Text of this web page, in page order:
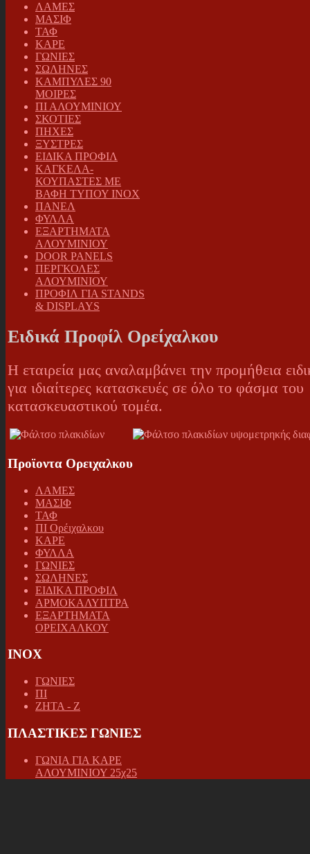
ΛΑΜΕΣ
ΜΑΣΙΦ
ΤΑΦ
ΚΑΡΕ
ΓΩΝΙΕΣ
ΣΩΛΗΝΕΣ
ΚΑΜΠΥΛΕΣ 90
ΜΟΙΡΕΣ
ΠΙ ΑΛΟΥΜΙΝΙΟΥ
ΣΚΟΤΙΕΣ
ΠΗΧΕΣ
ΞΥΣΤΡΕΣ
ΕΙΔΙΚΑ ΠΡΟΦΙΛ
ΚΑΓΚΕΛΑ-
ΚΟΥΠΑΣΤΕΣ ΜΕ
ΒΑΦΗ ΤΥΠΟΥ INOX
ΠΑΝΕΛ
ΦΥΛΛΑ
ΕΞΑΡΤΗΜΑΤΑ
ΑΛΟΥΜΙΝΙΟΥ
DOOR PANELS
ΠΕΡΓΚΟΛΕΣ
ΑΛΟΥΜΙΝΙΟΥ
ΠΡΟΦΙΛ ΓΙΑ STANDS
& DISPLAYS
Ειδικά Προφίλ Ορείχαλκου
Η εταιρεία μας αναλαμβάνει την προμήθεια
για ιδιαίτερες κατασκευές σε όλο το φάσμα του
κατασκευαστικού τομέα.
Προϊοντα Ορειχαλκου
ΛΑΜΕΣ
ΜΑΣΙΦ
ΤΑΦ
ΠΙ Ορέιχαλκου
ΚΑΡΕ
ΦΥΛΛΑ
ΓΩΝΙΕΣ
ΣΩΛΗΝΕΣ
ΕΙΔΙΚΑ ΠΡΟΦΙΛ
ΑΡΜΟΚΑΛΥΠΤΡΑ
ΕΞΑΡΤΗΜΑΤΑ
ΟΡΕΙΧΑΛΚΟΥ
INOX
ΓΩΝΙΕΣ
ΠΙ
ΖΗΤΑ - Ζ
ΠΛΑΣΤΙΚΕΣ ΓΩΝΙΕΣ
ΓΩΝΙΑ ΓΙΑ ΚΑΡΕ
ΑΛΟΥΜΙΝΙΟΥ 25χ25